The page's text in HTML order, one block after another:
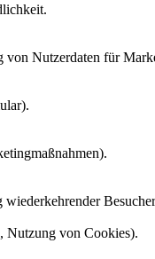
von Nutzerdaten für
Nutzung von Cookies).